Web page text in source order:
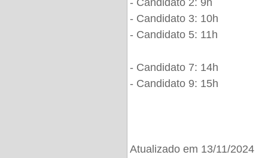
- Candidato 3: 10h
- Candidato 5: 11h
- Candidato 7: 14h
- Candidato 9: 15h
Atualizado em 13/11/2024